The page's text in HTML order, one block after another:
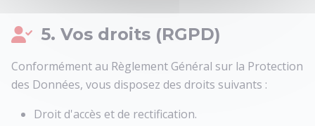
5. Vos droits (RGPD)
Conformément au Règlement Général sur la Protection
des Données, vous disposez des droits suivants :
Droit d'accès et de rectification.